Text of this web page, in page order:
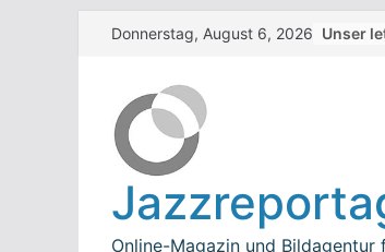
SkipDonnerstag, August 6, 2026 Unser
Online-Magazin und Bildagentur